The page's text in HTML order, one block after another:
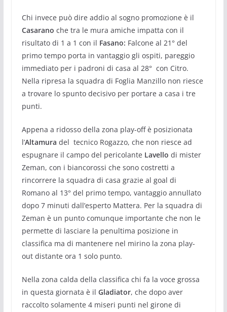
Chi invece può dire addio al sogno promozione è il
Casarano che tra le mura amiche impatta con il
risultato di 1 a 1 con il Fasano: Falcone al 21° del
primo tempo porta in vantaggio gli ospiti, pareggio
immediato per i padroni di casa al 28° con Citro.
Nella ripresa la squadra di Foglia Manzillo non riesce
a trovare lo spunto decisivo per portare a casa i tre
punti.
Appena a ridosso della zona play-off è posizionata
l’Altamura del tecnico Rogazzo, che non riesce ad
espugnare il campo del pericolante Lavello di mister
Zeman, con i biancorossi che sono costretti a
rincorrere la squadra di casa grazie al goal di
Romano al 13° del primo tempo, vantaggio annullato
dopo 7 minuti dall’esperto Mattera. Per la squadra di
Zeman è un punto comunque importante che non le
permette di lasciare la penultima posizione in
classifica ma di mantenere nel mirino la zona play-
out distante ora 1 solo punto.
Nella zona calda della classifica chi fa la voce grossa
in questa giornata è il Gladiator, che dopo aver
raccolto solamente 4 miseri punti nel girone di